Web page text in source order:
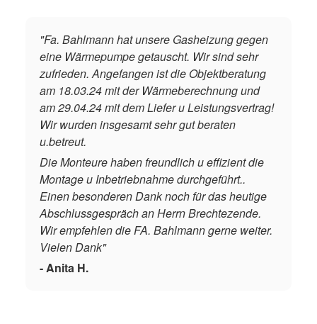
"Fa. Bahlmann hat unsere Gasheizung gegen
eine Wärmepumpe getauscht. Wir sind sehr
zufrieden. Angefangen ist die Objektberatung
am 18.03.24 mit der Wärmeberechnung und
am 29.04.24 mit dem Liefer u Leistungsvertrag!
Wir wurden insgesamt sehr gut beraten
u.betreut.
Die Monteure haben freundlich u effizient die
Montage u Inbetriebnahme durchgeführt..
Einen besonderen Dank noch für das heutige
Abschlussgespräch an Herrn Brechtezende.
Wir empfehlen die FA. Bahlmann gerne weiter.
Vielen Dank"
- Anita H.